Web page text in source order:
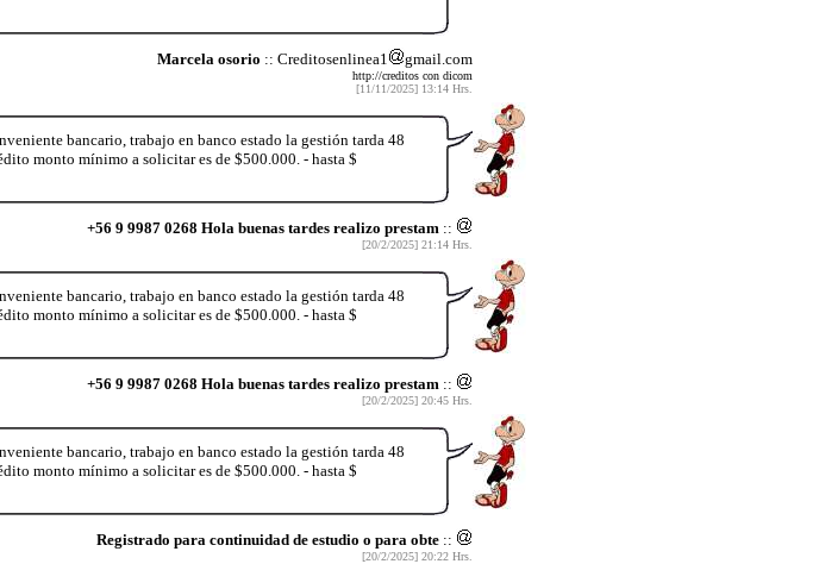
Marcela osorio :: Creditosenlinea1 gmail.com
http://creditos con dicom
[11/11/2025] 13:14 Hrs.
bancario, trabajo en banco estado la gestión tarda 48
monto mínimo a solicitar es de $500.000. - hasta $
+56 9 9987 0268 Hola buenas tardes realizo prestam ::
[20/2/2025] 21:14 Hrs.
bancario, trabajo en banco estado la gestión tarda 48
monto mínimo a solicitar es de $500.000. - hasta $
+56 9 9987 0268 Hola buenas tardes realizo prestam ::
[20/2/2025] 20:45 Hrs.
bancario, trabajo en banco estado la gestión tarda 48
monto mínimo a solicitar es de $500.000. - hasta $
Registrado para continuidad de estudio o para obte::
[20/2/2025] 20:22 Hrs.